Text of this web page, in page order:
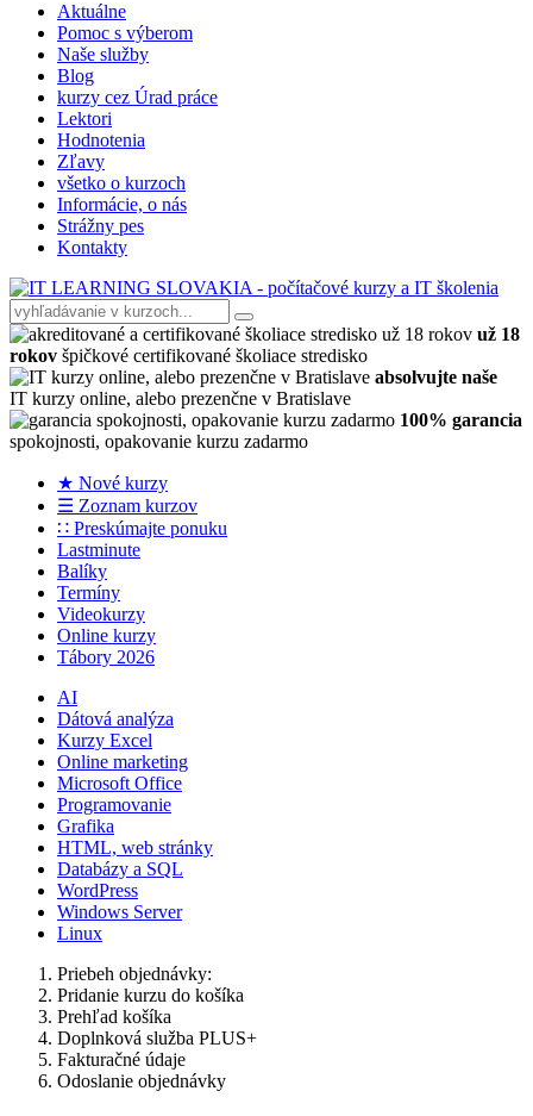
Aktuálne
Pomoc s výberom
Naše služby
Blog
kurzy cez Úrad práce
Lektori
Hodnotenia
Zľavy
všetko o kurzoch
Informácie, o nás
Strážny pes
Kontakty
už 18
rokov špičkové certifikované školiace stredisko
absolvujte naše
IT kurzy online, alebo prezenčne v Bratislave
100% garancia
spokojnosti, opakovanie kurzu zadarmo
★ Nové kurzy
☰ Zoznam kurzov
∷ Preskúmajte ponuku
Lastminute
Balíky
Termíny
Videokurzy
Online kurzy
Tábory 2026
AI
Dátová analýza
Kurzy Excel
Online marketing
Microsoft Office
Programovanie
Grafika
HTML, web stránky
Databázy a SQL
WordPress
Windows Server
Linux
Priebeh objednávky:
Pridanie kurzu do košíka
Prehľad košíka
Doplnková služba PLUS+
Fakturačné údaje
Odoslanie objednávky